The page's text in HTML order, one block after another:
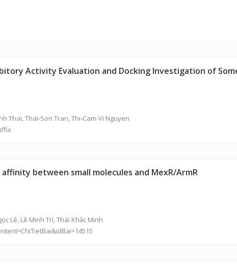
Activity Evaluation and Docking Investigation of
Thai,Thai-Son Tran, Thi-Cam-Vi Nguyen
between small molecules and MexR/ArmR
Lê, Lê Minh Trí, Thái Khắc Minh